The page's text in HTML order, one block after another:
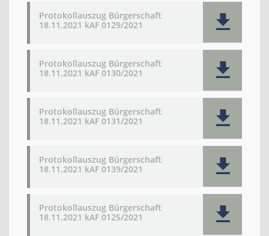
Protokollauszug Bürgerschaft
18.11.2021 kAF 0129/2021
Protokollauszug Bürgerschaft
18.11.2021 kAF 0130/2021
Protokollauszug Bürgerschaft
18.11.2021 kAF 0131/2021
Protokollauszug Bürgerschaft
18.11.2021 kAF 0139/2021
Protokollauszug Bürgerschaft
18.11.2021 kAF 0125/2021